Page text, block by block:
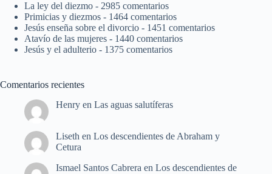
La ley del diezmo - 2985 comentarios
Primicias y diezmos - 1464 comentarios
Jesús enseña sobre el divorcio - 1451 comentarios
Atavío de las mujeres - 1440 comentarios
Jesús y el adulterio - 1375 comentarios
Comentarios recientes
Henry en Las aguas salutíferas
Liseth en Los descendientes de Abraham y
Cetura
Ismael Santos Cabrera en Los descendientes de